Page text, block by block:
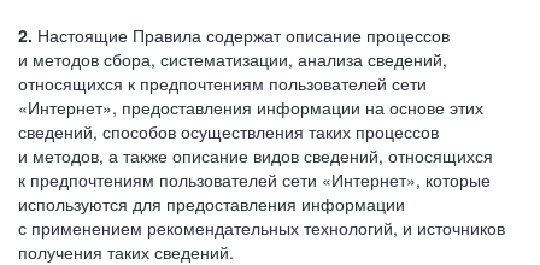
2. Настоящие Правила содержат описание процессов
и методов сбора, систематизации, анализа сведений,
относящихся к предпочтениям пользователей сети
«Интернет», предоставления информации на основе этих
сведений, способов осуществления таких процессов
и методов, а также описание видов сведений, относящихся
к предпочтениям пользователей сети «Интернет», которые
используются для предоставления информации
с применением рекомендательных технологий, и источников
получения таких сведений.